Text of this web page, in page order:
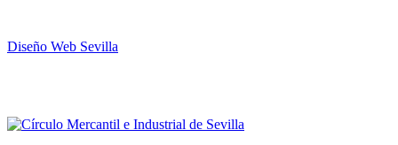
Diseño Web Sevilla